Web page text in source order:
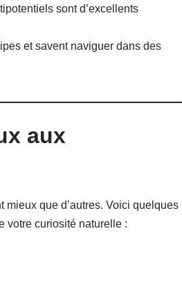
sont d’excellents
et savent naviguer dans des
aux
mieux que d’autres. Voici quelques
votre curiosité naturelle :